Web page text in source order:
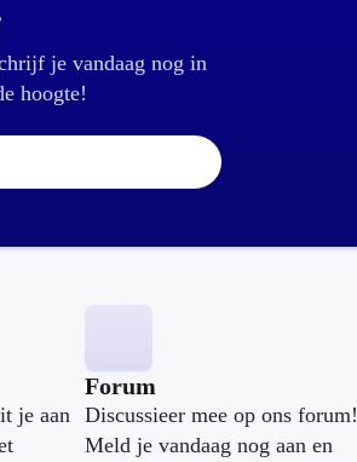
je vandaag nog in
hoogte!
je aan
Forum
Discussieer mee op ons forum!
Meld je vandaag nog aan en